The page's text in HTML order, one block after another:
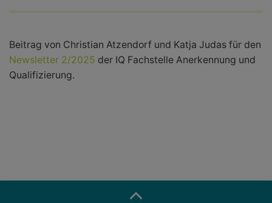
Beitrag von Christian Atzendorf und Katja Judas für den
Newsletter 2/2025 der IQ Fachstelle Anerkennung und
Qualifizierung.